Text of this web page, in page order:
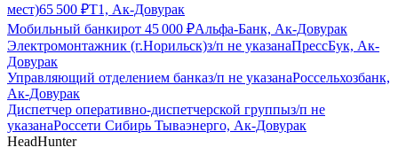
мест)65 500 ₽Т1, Ак-Довурак
Мобильный банкирот 45 000 ₽Альфа-Банк, Ак-Довурак
Электромонтажник (г.Норильск)з/п не указанаПрессБук, Ак-
Довурак
Управляющий отделением банказ/п не указанаРоссельхозбанк,
Ак-Довурак
Диспетчер оперативно-диспетчерской группыз/п не
указанаРоссети Сибирь Тываэнерго, Ак-Довурак
HeadHunter